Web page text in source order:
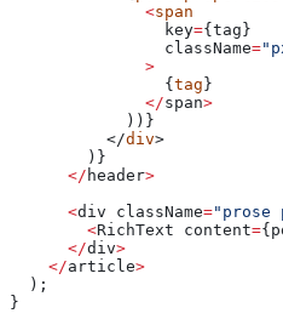
              <
span
                key
={ tag }
                className
=
              >
                {
tag }
              </
span>
            ))}
          </
div>
        )}
      </
header>
      <
div className="prose
        <
RichText content=
      </
div>
    </
article>
  );
}